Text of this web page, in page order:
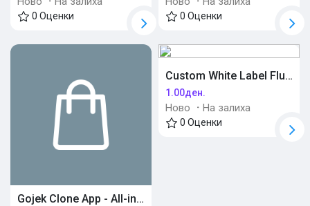
Работи
0 Оценки 0 Оценки
Gojek Clone App - All-in-One On-Demand Business Platform
Custom White Label Flutter Apps for Modern Businesses
1.00ден.
Ново · На залиха
0 Оценки